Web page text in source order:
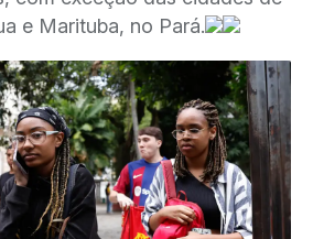
e Marituba, no Pará.